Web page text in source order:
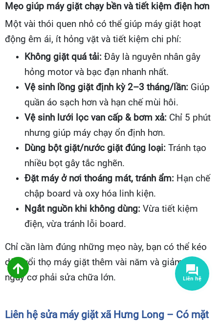
Mẹo giúp máy giặt chạy bền và tiết kiệm điện hơn
Một vài thói quen nhỏ có thể giúp máy giặt hoạt
động êm ái, ít hỏng vặt và tiết kiệm chi phí:
Không giặt quá tải: Đây là nguyên nhân gây
hỏng motor và bạc đạn nhanh nhất.
Vệ sinh lồng giặt định kỳ 2–3 tháng/lần: Giúp
quần áo sạch hơn và hạn chế mùi hôi.
Vệ sinh lưới lọc van cấp & bơm xả: Chỉ 5 phút
nhưng giúp máy chạy ổn định hơn.
Dùng bột giặt/nước giặt đúng loại: Tránh tạo
nhiều bọt gây tắc nghẽn.
Đặt máy ở nơi thoáng mát, tránh ẩm: Hạn chế
chập board và oxy hóa linh kiện.
Ngắt nguồn khi không dùng: Vừa tiết kiệm
điện, vừa tránh lỗi board.
Chỉ cần làm đúng những mẹo này, bạn có thể kéo
dài tuổi thọ máy giặt thêm vài năm và giảm hẳn
nguy cơ phải sửa chữa lớn.
Liên hệ sửa máy giặt xã Hưng Long – Có mặt